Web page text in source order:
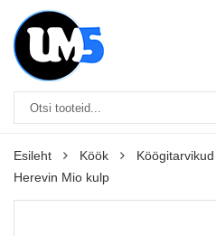
Esileht Köök Köögitarvikud
Herevin Mio kulp